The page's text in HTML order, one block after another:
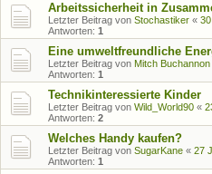
Arbeitssicherheit in
Letzter Beitrag von Stochastiker «
Antworten: 1
Eine umweltfreundliche
Letzter Beitrag von Mitch Buchannon
Antworten: 1
Technikinteressierte Kinder
Letzter Beitrag von Wild_World90 «
Antworten: 2
Welches Handy kaufen?
Letzter Beitrag von SugarKane « 27
Antworten: 1